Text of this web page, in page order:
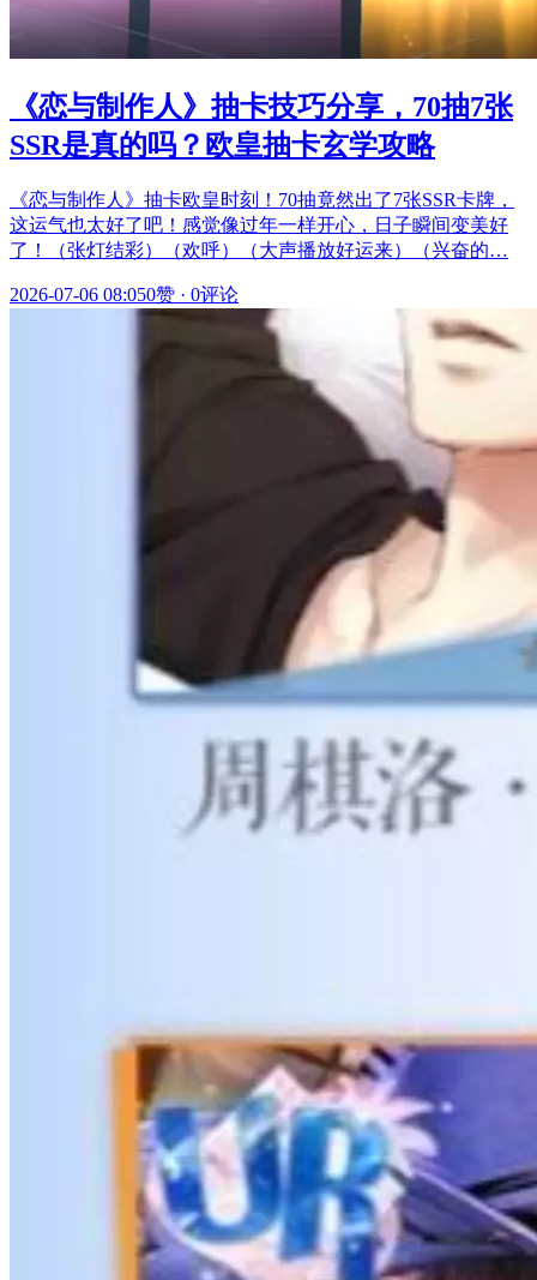
《恋与制作人》抽卡技巧分享，70抽7张
SSR是真的吗？欧皇抽卡玄学攻略
《恋与制作人》抽卡欧皇时刻！70抽竟然出了7张SSR卡牌，
这运气也太好了吧！感觉像过年一样开心，日子瞬间变美好
了！（张灯结彩）（欢呼）（大声播放好运来）（兴奋的…
2026-07-06 08:050赞 · 0评论